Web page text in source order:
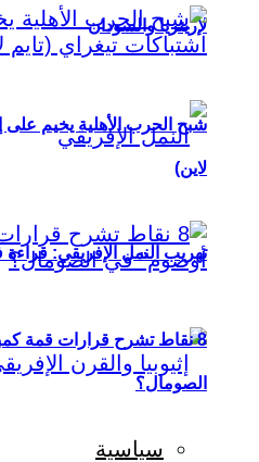
لإريتريا والسودان
تهريب النمل الإفريقي:
شبح الحرب الأهلية يخيم على
لاين)
8 نقاط تشرح قرارات قمة
الصومال؟
سياسية